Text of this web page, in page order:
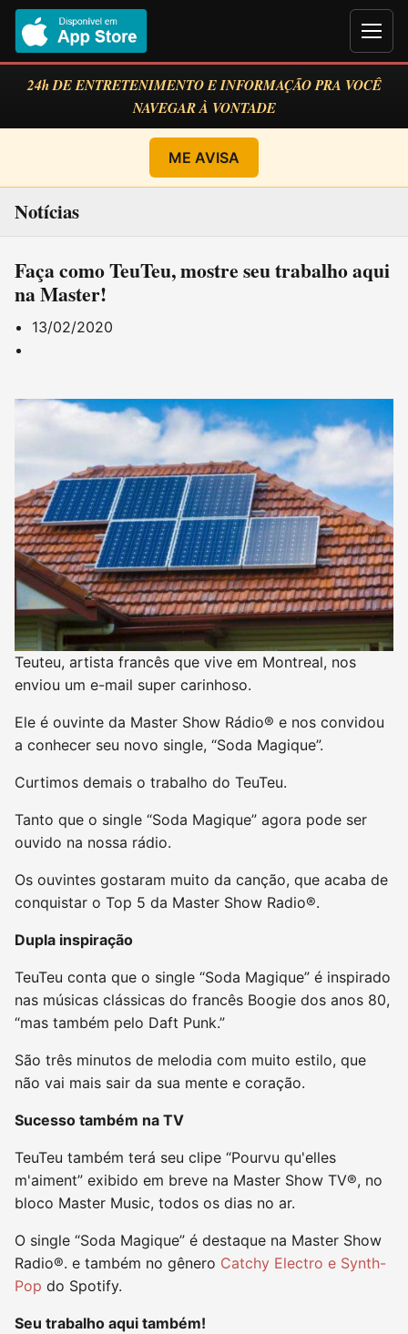
24h DE ENTRETENIMENTO E INFORMAÇÃO PRA VOCÊ
NAVEGAR À VONTADE
ME AVISA
Notícias
Faça como TeuTeu, mostre seu trabalho aqui
na Master!
13/02/2020
Teuteu, artista francês que vive em Montreal, nos
enviou um e-mail super carinhoso.
Ele é ouvinte da Master Show Rádio® e nos convidou
a conhecer seu novo single, “Soda Magique”.
Curtimos demais o trabalho do TeuTeu.
Tanto que o single “Soda Magique” agora pode ser
ouvido na nossa rádio.
Os ouvintes gostaram muito da canção, que acaba de
conquistar o Top 5 da Master Show Radio®.
Dupla inspiração
TeuTeu conta que o single “Soda Magique” é inspirado
nas músicas clássicas do francês Boogie dos anos 80,
“mas também pelo Daft Punk.”
São três minutos de melodia com muito estilo, que
não vai mais sair da sua mente e coração.
Sucesso também na TV
TeuTeu também terá seu clipe “Pourvu qu'elles
m'aiment” exibido em breve na Master Show TV®, no
bloco Master Music, todos os dias no ar.
O single “Soda Magique” é destaque na Master Show
Radio®. e também no gênero Catchy Electro e Synth-
Pop do Spotify.
Seu trabalho aqui também!